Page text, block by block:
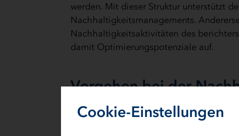
Cookie-Einstellungen
werden. Mit dieser Struktur unterstützt
Nachhaltigkeitsmanagements.
Nachhaltigkeitsaktivitäten des
damit Optimierungspotenziale auf.
Vorgehen bei der
Zum Auftakt der Berichtserstellung